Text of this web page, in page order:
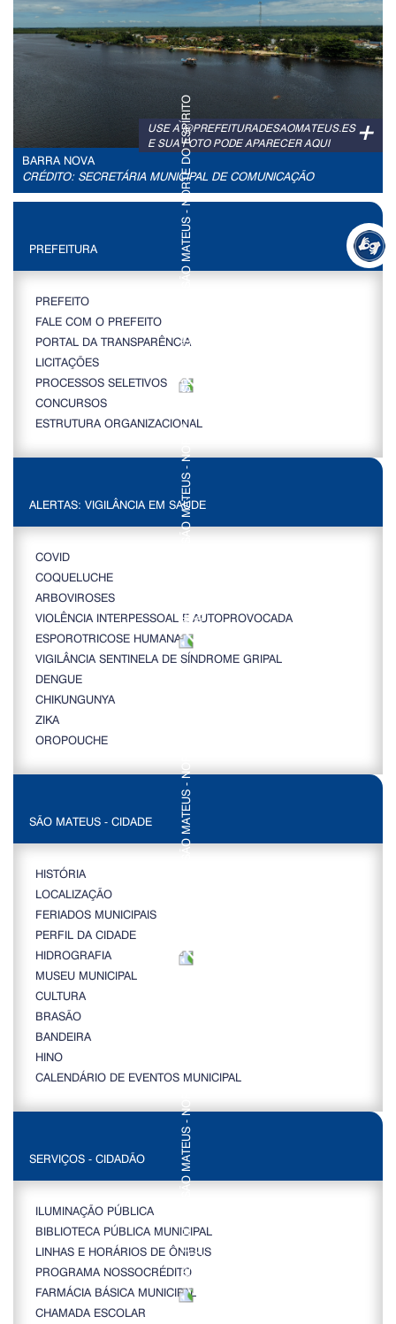
+
USE A @PREFEITURADESAOMATEUS.ES
E SUA FOTO PODE APARECER AQUI
BARRA NOVA
CRÉDITO: SECRETÁRIA MUNICIPAL DE COMUNICAÇÃO
PREFEITURA
PREFEITO
FALE COM O PREFEITO
PORTAL DA TRANSPARÊNCIA
LICITAÇÕES
PROCESSOS SELETIVOS
CONCURSOS
ESTRUTURA ORGANIZACIONAL
ALERTAS: VIGILÂNCIA EM SAÚDE
COVID
COQUELUCHE
ARBOVIROSES
VIOLÊNCIA INTERPESSOAL E AUTOPROVOCADA
ESPOROTRICOSE HUMANA
VIGILÂNCIA SENTINELA DE SÍNDROME GRIPAL
DENGUE
CHIKUNGUNYA
ZIKA
OROPOUCHE
SÃO MATEUS - CIDADE
HISTÓRIA
LOCALIZAÇÃO
FERIADOS MUNICIPAIS
PERFIL DA CIDADE
HIDROGRAFIA
MUSEU MUNICIPAL
CULTURA
BRASÃO
BANDEIRA
HINO
CALENDÁRIO DE EVENTOS MUNICIPAL
SERVIÇOS - CIDADÃO
ILUMINAÇÃO PÚBLICA
BIBLIOTECA PÚBLICA MUNICIPAL
LINHAS E HORÁRIOS DE ÔNIBUS
PROGRAMA NOSSOCRÉDITO
FARMÁCIA BÁSICA MUNICIPAL
CHAMADA ESCOLAR